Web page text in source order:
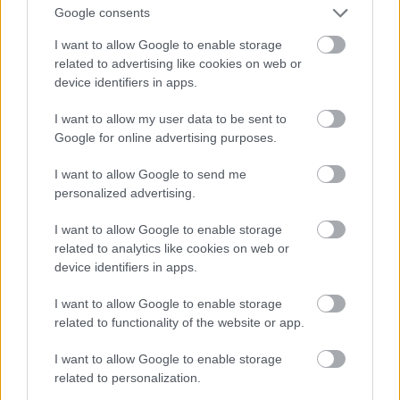
Google consents
I want to allow Google to enable storage
related to advertising like cookies on web or
device identifiers in apps.
I want to allow my user data to be sent to
Google for online advertising purposes.
I want to allow Google to send me
personalized advertising.
I want to allow Google to enable storage
related to analytics like cookies on web or
device identifiers in apps.
I want to allow Google to enable storage
related to functionality of the website or app.
I want to allow Google to enable storage
related to personalization.
21. hét87poszt
19. hét 80poszt
18. hét 73 poszt
17. hét 75 poszt
15. hét 80poszt
14. hét90 poszt
13. hét 79
poszt
12. hét 95poszt
11. hét
10. hét 85poszt
9. hét86poszt
8. hét78poszt
6. hét79poszt
5. hét84poszt
3. hét78poszt
2. hét79poszt